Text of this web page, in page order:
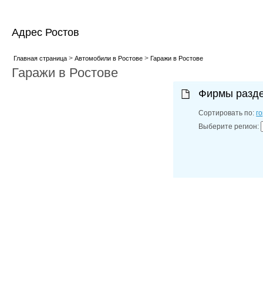
Адрес Ростов
Главная страница> Автомобили в Ростове> Гаражи в Ростове
Гаражи в Ростове
Фирмы
Сортировать по:
Выберите регион: